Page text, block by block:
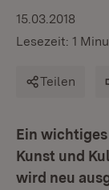
15.03.2018
Lesezeit: 1
Teilen
Ein
Kunst und
wird neu